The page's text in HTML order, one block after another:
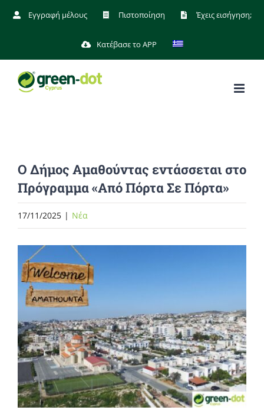
ΜετάβασηΕγγραφή μέλους Πιστοποίηση Έχεις εισήγηση;
Κατέβασε το APP
Ο Δήμος Αμαθούντας εντάσσεται στο
Πρόγραμμα «Από Πόρτα Σε Πόρτα»
17/11/2025 | Νέα